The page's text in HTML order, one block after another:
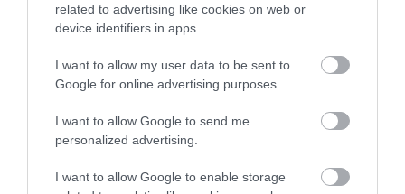
related to advertising like cookies on web or
device identifiers in apps.
I want to allow my user data to be sent to
Google for online advertising purposes.
I want to allow Google to send me
personalized advertising.
I want to allow Google to enable storage